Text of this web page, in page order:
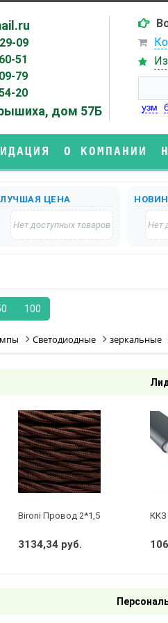
09
51
79
20
дом 57Б узм
О КОМПАНИИ
ЛУЧШАЯ ЦЕНА
Нет доступных товаров Нет
100
Светодиодные зеркальные
ГОСТBironi Провод 2*1,5 Коричневый
3134,34 руб.
ККЗ